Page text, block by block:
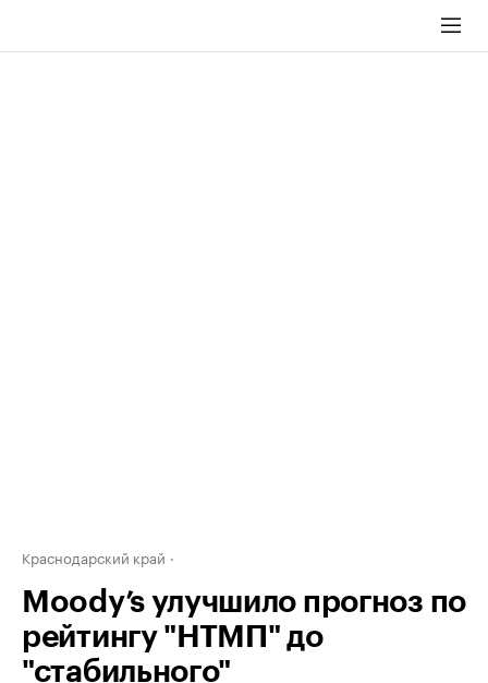
Краснодарский край
Moody’s улучшило прогноз по
рейтингу "НТМП" до
"стабильного"